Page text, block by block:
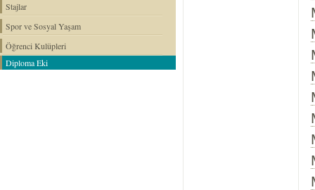
Stajlar
Spor ve Sosyal Yaşam
Öğrenci Kulüpleri
Diploma Eki